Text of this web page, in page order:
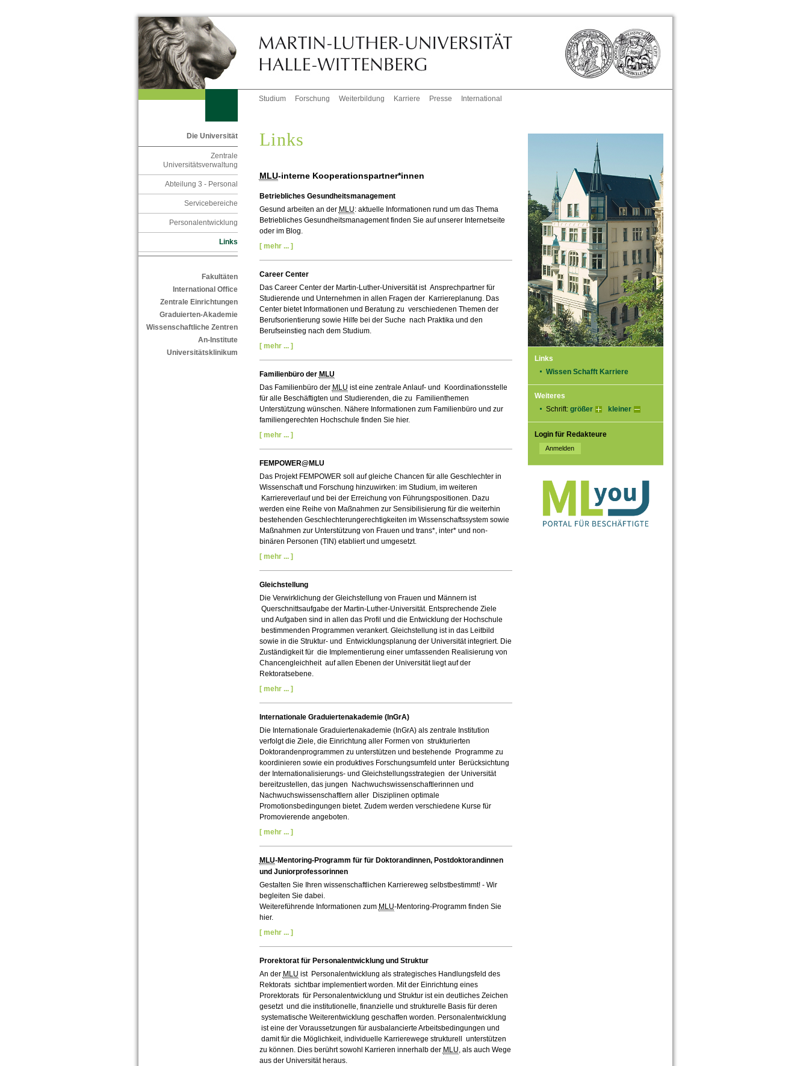
Studium Forschung Weiterbildung Karriere Presse International
Die Universität
Zentrale
Universitätsverwaltung
Abteilung 3 - Personal
Servicebereiche
Personalentwicklung
Links
Fakultäten
International Office
Zentrale Einrichtungen
Graduierten-Akademie
Wissenschaftliche Zentren
An-Institute
Universitätsklinikum
Links
Wissen Schafft Karriere
Weiteres
Schrift: größer kleiner
Login für Redakteure
Links
MLU-interne Kooperationspartner*innen
Betriebliches Gesundheitsmanagement
Gesund arbeiten an der MLU: aktuelle Informationen rund um das Thema
Betriebliches Gesundheitsmanagement finden Sie auf unserer Internetseite
oder im Blog.
[ mehr ... ]
Career Center
Das Career Center der Martin-Luther-Universität ist Ansprechpartner für
Studierende und Unternehmen in allen Fragen der Karriereplanung. Das
Center bietet Informationen und Beratung zu verschiedenen Themen der
Berufsorientierung sowie Hilfe bei der Suche nach Praktika und den
Berufseinstieg nach dem Studium.
[ mehr ... ]
Familienbüro der MLU
Das Familienbüro der MLU ist eine zentrale Anlauf- und Koordinationsstelle
für alle Beschäftigten und Studierenden, die zu Familienthemen
Unterstützung wünschen. Nähere Informationen zum Familienbüro und zur
familiengerechten Hochschule finden Sie hier.
[ mehr ... ]
FEMPOWER@MLU
Das Projekt FEMPOWER soll auf gleiche Chancen für alle Geschlechter in
Wissenschaft und Forschung hinzuwirken: im Studium, im weiteren
Karriereverlauf und bei der Erreichung von Führungspositionen. Dazu
werden eine Reihe von Maßnahmen zur Sensibilisierung für die weiterhin
bestehenden Geschlechterungerechtigkeiten im Wissenschaftssystem sowie
Maßnahmen zur Unterstützung von Frauen und trans*, inter* und non-
binären Personen (TIN) etabliert und umgesetzt.
[ mehr ... ]
Gleichstellung
Die Verwirklichung der Gleichstellung von Frauen und Männern ist
Querschnittsaufgabe der Martin-Luther-Universität. Entsprechende Ziele
und Aufgaben sind in allen das Profil und die Entwicklung der Hochschule
bestimmenden Programmen verankert. Gleichstellung ist in das Leitbild
sowie in die Struktur- und Entwicklungsplanung der Universität integriert. Die
Zuständigkeit für die Implementierung einer umfassenden Realisierung von
Chancengleichheit auf allen Ebenen der Universität liegt auf der
Rektoratsebene.
[ mehr ... ]
Internationale Graduiertenakademie (InGrA)
Die Internationale Graduiertenakademie (InGrA) als zentrale Institution
verfolgt die Ziele, die Einrichtung aller Formen von strukturierten
Doktorandenprogrammen zu unterstützen und bestehende Programme zu
koordinieren sowie ein produktives Forschungsumfeld unter Berücksichtung
der Internationalisierungs- und Gleichstellungsstrategien der Universität
bereitzustellen, das jungen Nachwuchswissenschaftlerinnen und
Nachwuchswissenschaftlern aller Disziplinen optimale
Promotionsbedingungen bietet. Zudem werden verschiedene Kurse für
Promovierende angeboten.
[ mehr ... ]
MLU-Mentoring-Programm für für Doktorandinnen, Postdoktorandinnen
und Juniorprofessorinnen
Gestalten Sie Ihren wissenschaftlichen Karriereweg selbstbestimmt! - Wir
begleiten Sie dabei.
Weitereführende Informationen zum MLU-Mentoring-Programm finden Sie
hier.
[ mehr ... ]
Prorektorat für Personalentwicklung und Struktur
An der MLU ist Personalentwicklung als strategisches Handlungsfeld des
Rektorats sichtbar implementiert worden. Mit der Einrichtung eines
Prorektorats für Personalentwicklung und Struktur ist ein deutliches Zeichen
gesetzt und die institutionelle, finanzielle und strukturelle Basis für deren
systematische Weiterentwicklung geschaffen worden. Personalentwicklung
ist eine der Voraussetzungen für ausbalancierte Arbeitsbedingungen und
damit für die Möglichkeit, individuelle Karrierewege strukturell unterstützen
zu können. Dies berührt sowohl Karrieren innerhalb der MLU, als auch Wege
aus der Universität heraus.